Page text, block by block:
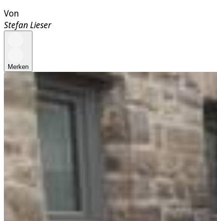
Von
Stefan Lieser
Merken